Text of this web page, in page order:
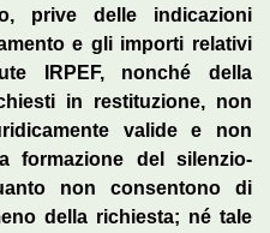
prive delle indicazioni
e gli importi relativi
IRPEF, nonché della
in restituzione, non
valide e non
formazione del silenzio-
non consentono di
della richiesta; né tale